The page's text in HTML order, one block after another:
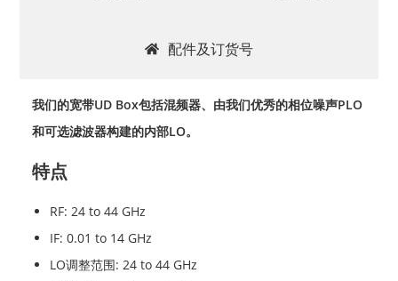
配件及订货号
我们的宽带UD Box包括混频器、由我们优秀的相位噪声PLO
和可选滤波器构建的内部LO。
特点
RF: 24 to 44 GHz
IF: 0.01 to 14 GHz
LO调整范围: 24 to 44 GHz